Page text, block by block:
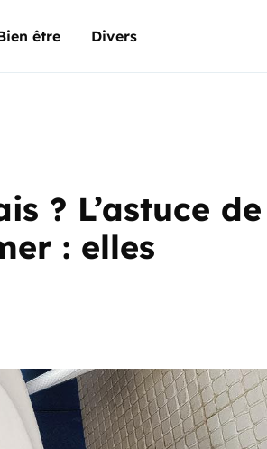
être Divers
? L’astuce de
: elles